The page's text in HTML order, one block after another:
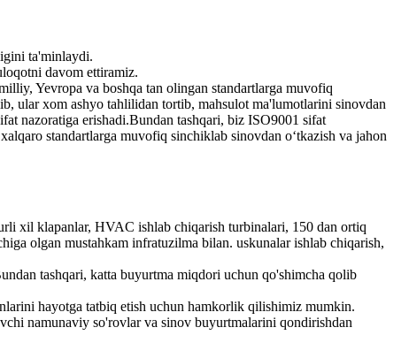
ta'minlaydi.
davom ettiramiz.
Yevropa va boshqa tan olingan standartlarga muvofiq
ular xom ashyo tahlilidan tortib, mahsulot ma'lumotlarini sinovdan
nazoratiga erishadi.Bundan tashqari, biz ISO9001 sifat
standartlarga muvofiq sinchiklab sinovdan o‘tkazish va jahon
xil klapanlar, HVAC ishlab chiqarish turbinalari, 150 dan ortiq
olgan mustahkam infratuzilma bilan. uskunalar ishlab chiqarish,
tashqari, katta buyurtma miqdori uchun qo'shimcha qolib
hayotga tatbiq etish uchun hamkorlik qilishimiz mumkin.
namunaviy so'rovlar va sinov buyurtmalarini qondirishdan